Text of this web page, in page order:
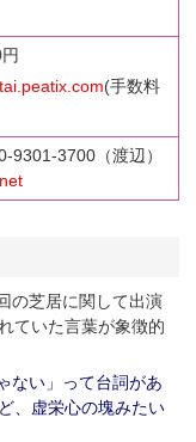
(手数料
9301-3700（渡辺）
の芝居に関して出演
ていた言葉が象徴的
ない」って台詞があ
、虚栄心の塊みたい